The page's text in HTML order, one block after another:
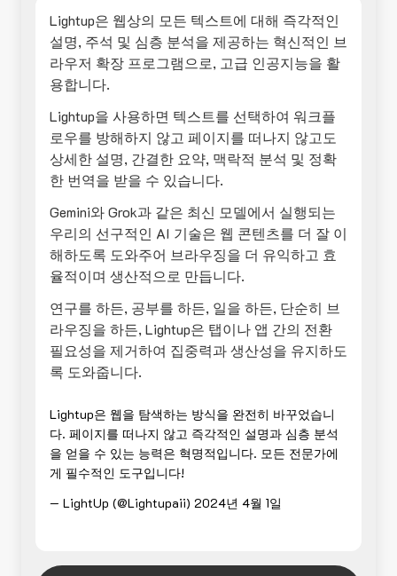
Lightup은 웹상의 모든 텍스트에 대해 즉각적인
설명, 주석 및 심층 분석을 제공하는 혁신적인 브
라우저 확장 프로그램으로, 고급 인공지능을 활
용합니다.
Lightup을 사용하면 텍스트를 선택하여 워크플
로우를 방해하지 않고 페이지를 떠나지 않고도
상세한 설명, 간결한 요약, 맥락적 분석 및 정확
한 번역을 받을 수 있습니다.
Gemini와 Grok과 같은 최신 모델에서 실행되는
우리의 선구적인 AI 기술은 웹 콘텐츠를 더 잘 이
해하도록 도와주어 브라우징을 더 유익하고 효
율적이며 생산적으로 만듭니다.
연구를 하든, 공부를 하든, 일을 하든, 단순히 브
라우징을 하든, Lightup은 탭이나 앱 간의 전환
필요성을 제거하여 집중력과 생산성을 유지하도
록 도와줍니다.
Lightup은 웹을 탐색하는 방식을 완전히 바꾸었습니
다. 페이지를 떠나지 않고 즉각적인 설명과 심층 분석
을 얻을 수 있는 능력은 혁명적입니다. 모든 전문가에
게 필수적인 도구입니다!
— LightUp (@Lightupaii) 2024년 4월 1일